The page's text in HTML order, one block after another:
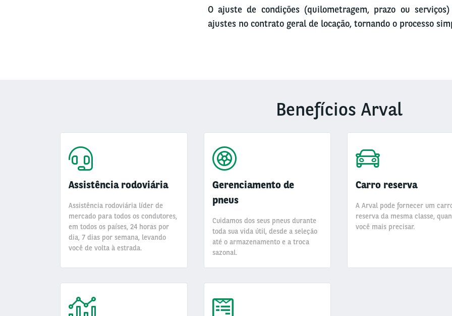
O ajuste de condições (quilometragem, prazo ou
ajustes no contrato geral de locação, tornando o processo
Benefícios Arval
Assistência rodoviária
Assistência rodoviária líder de
mercado para todos os condutores,
em todos os países, 24 horas por
dia, 7 dias por semana, levando
você de volta à estrada.
Gerenciamento de
pneus
Cuidamos dos seus pneus durante
toda sua vida útil, desde a seleção
até o armazenamento e a troca
sazonal.
Carro reserva
A Arval pode fornecer um
reserva da mesma classe,
você mais precisar.